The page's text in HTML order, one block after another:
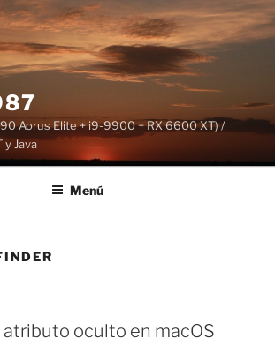
Aorus Elite + i9-9900 + RX 6600 XT) /
y Java
Menú
oculto en macOS